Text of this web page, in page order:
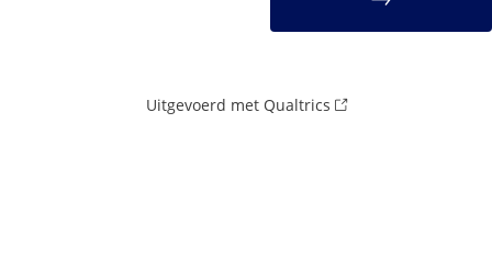
Uitgevoerd met Qualtrics